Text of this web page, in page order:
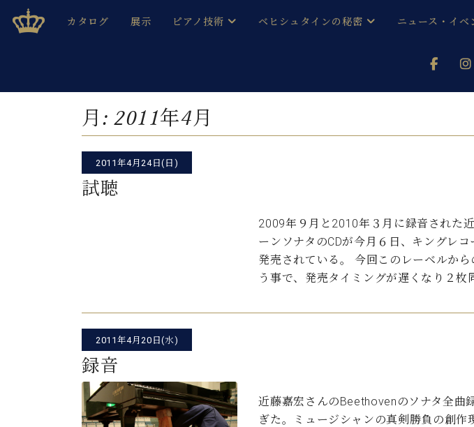
ベヒシュタインジャパン公式サイト
BECHSTEIN JAPAN Official Site
カタログ
C.ベヒシュタイン コンサート / C.ベヒシュタイン レジデンス
C.ベヒシュタイン コンサート
グランドピアノ
アップラ
C.ベヒシュタイン アカデミー
W.ホフマン プロフェッショナル
展示 ピアノ技術
音色とタッチ
ベヒシュタイン・ジャパンの取り組
み
ベヒシュタインの秘密
ベヒシュタインを弾く前に
ベヒシュタイン・シューレ
ニュース・イベ
メルマガ会員登
(お知らせ・メ
コンサート
音楽教室
趣味から本格的に学ぶ方まで大歓迎。ベヒシュタイン・シューレ音楽教室
ピアノのコンシェルジュ
セントラム東京のご案内(PDF)
お問い合わせ
アーティストカスタマーサービス(調律)
月: 2011年4月
2011年4月24日(日)
試聴
2009年９月と2010年３月に録音された
ーンソナタのCDが今月６日、キングレ
発売されている。 今回このレーベルか
う事で、発売タイミングが遅くなり２枚
2011年4月20日(水)
録音
近藤嘉宏さんのBeethovenのソナタ全曲
ぎた。ミュージシャンの真剣勝負の創作